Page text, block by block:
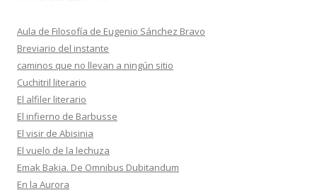
Aula de Filosofía de Eugenio Sánchez Bravo
Breviario del instante
caminos que no llevan a ningún sitio
Cuchitril literario
El alfiler literario
El infierno de Barbusse
El visir de Abisinia
El vuelo de la lechuza
Emak Bakia. De Omnibus Dubitandum
En la Aurora